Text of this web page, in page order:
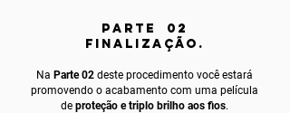
PARTE 02
FINALIZAÇÃO.
Na Parte 02 deste procedimento você estará
promovendo o acabamento com uma película
de proteção e triplo brilho aos fios.